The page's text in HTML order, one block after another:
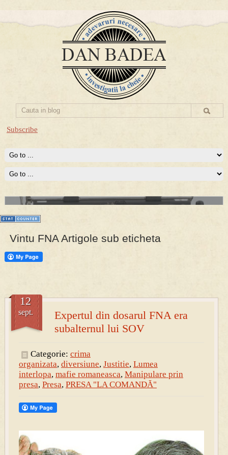
Subscribe
PRESA
Permise pentru vânătoarea de porci în costume, cu gulere albe
Prima mea carte publicata (Nemira)
Averea Presedintelui: prima lucrare despre controversatele
conturi secrete ale Securitatii.
Vintu FNA Artigole sub eticheta
Expertul din dosarul FNA era
subalternul lui SOV
12
sept.
Categorie: crima
organizata, diversiune, Justitie, Lumea
interlopa, mafie romaneasca, Manipulare prin
presa, Presa, PRESA "LA COMANDĂ"